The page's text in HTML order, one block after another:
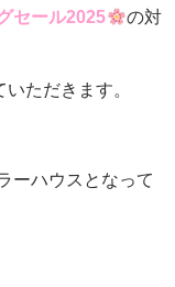
セール2025
の対
ただきます。
ーハウスとなって